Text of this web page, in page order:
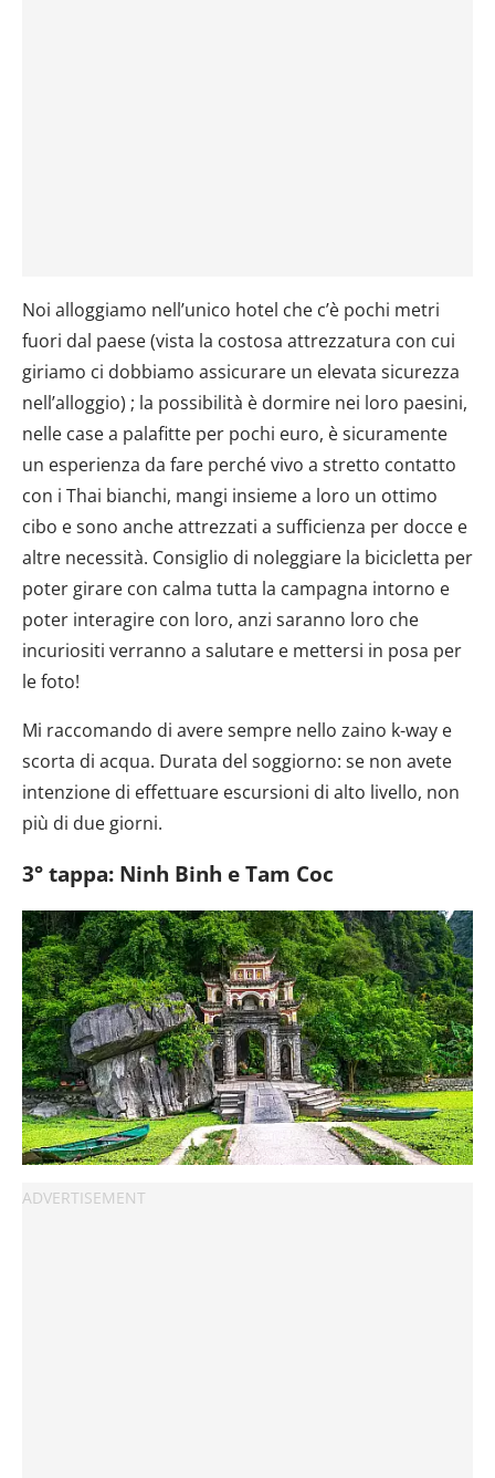
Noi alloggiamo nell’unico hotel che c’è pochi metri
fuori dal paese (vista la costosa attrezzatura con cui
giriamo ci dobbiamo assicurare un elevata sicurezza
nell’alloggio) ; la possibilità è dormire nei loro paesini,
nelle case a palafitte per pochi euro, è sicuramente
un esperienza da fare perché vivo a stretto contatto
con i Thai bianchi, mangi insieme a loro un ottimo
cibo e sono anche attrezzati a sufficienza per docce e
altre necessità. Consiglio di noleggiare la bicicletta per
poter girare con calma tutta la campagna intorno e
poter interagire con loro, anzi saranno loro che
incuriositi verranno a salutare e mettersi in posa per
le foto!
Mi raccomando di avere sempre nello zaino k-way e
scorta di acqua. Durata del soggiorno: se non avete
intenzione di effettuare escursioni di alto livello, non
più di due giorni.
3° tappa: Ninh Binh e Tam Coc